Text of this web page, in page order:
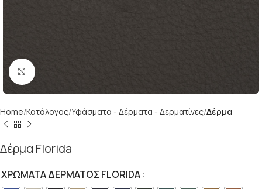
Click to enlarge
Home Κατάλογος Υφάσματα - Δέρματα - Δερματίνες Δέρμα
Δέρμα Florida
ΧΡΏΜΑΤΑ ΔΈΡΜΑΤΟΣ FLORIDA
Alternative: